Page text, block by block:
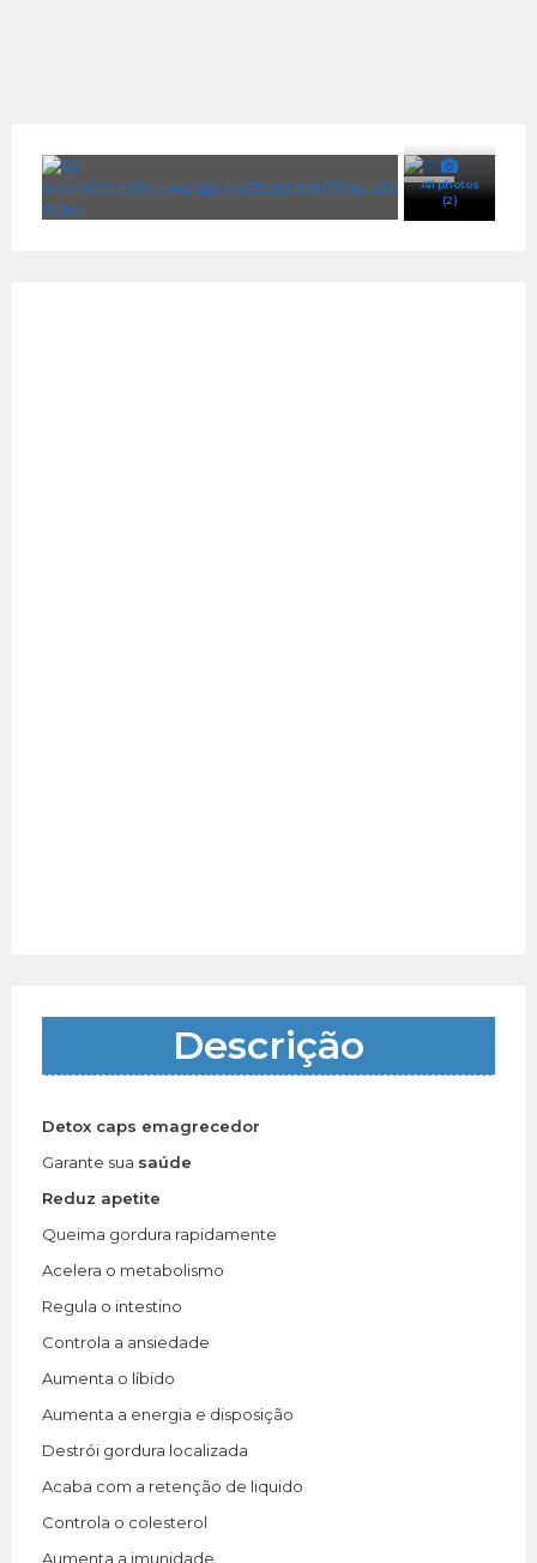
All photos
(2)
Descrição
Detox caps emagrecedor
Garante sua saúde
Reduz apetite
Queima gordura rapidamente
Acelera o metabolismo
Regula o intestino
Controla a ansiedade
Aumenta o líbido
Aumenta a energia e disposição
Destrói gordura localizada
Acaba com a retenção de liquido
Controla o colesterol
Aumenta a imunidade